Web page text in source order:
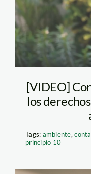
[VIDEO]
los
Tags: ambiente,
principio 10